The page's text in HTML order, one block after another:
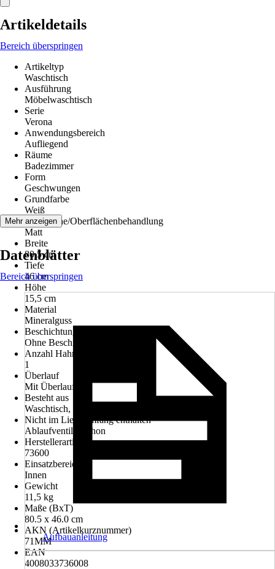
Artikeldetails
Bereich überspringen
Artikeltyp
Waschtisch
Ausführung
Möbelwaschtisch
Serie
Verona
Anwendungsbereich
Aufliegend
Räume
Badezimmer
Form
Geschwungen
Grundfarbe
Weiß
Oberfläche/Oberflächenbehandlung
Matt
Breite
80,5 cm
Tiefe
46 cm
Höhe
15,5 cm
Material
Mineralguss
Beschichtung
Ohne Beschichtung
Anzahl Hahnlöcher
1
Überlauf
Mit Überlauf
Besteht aus
Waschtisch, Überlaufgarnitur
Nicht im Lieferumfang enthalten
Ablaufventil, Siphon
Herstellerartikelnummer
73600
Einsatzbereich
Innen
Gewicht
11,5 kg
Maße (BxT)
80.5 x 46.0 cm
AKN (Artikelkurznummer)
71MM
EAN
4008033736008
Mehr anzeigen
Datenblätter
Bereich überspringen
Aufbauanleitung